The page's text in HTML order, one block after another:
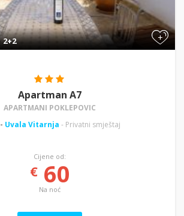
+
2+2
Apartman A7
APARTMANI POKLEPOVIC
- Uvala Vitarnja - Privatni smještaj
Cijene od:
€60
Na noć